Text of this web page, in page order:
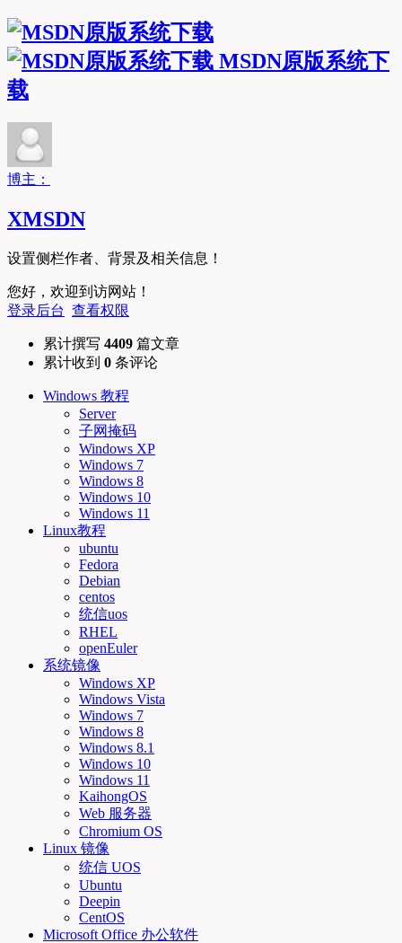
MSDN原版系统下
载
博主：
XMSDN
设置侧栏作者、背景及相关信息！
您好，欢迎到访网站！
登录后台 查看权限
累计撰写 4409 篇文章
累计收到 0 条评论
Windows 教程
Server
子网掩码
Windows XP
Windows 7
Windows 8
Windows 10
Windows 11
Linux教程
ubuntu
Fedora
Debian
centos
统信uos
RHEL
openEuler
系统镜像
Windows XP
Windows Vista
Windows 7
Windows 8
Windows 8.1
Windows 10
Windows 11
KaihongOS
Web 服务器
Chromium OS
Linux 镜像
统信 UOS
Ubuntu
Deepin
CentOS
Microsoft Office 办公软件